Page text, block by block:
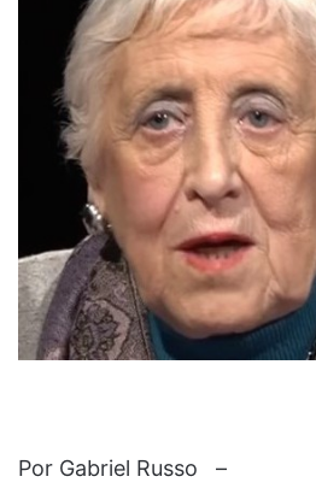
Por Gabriel Russo –